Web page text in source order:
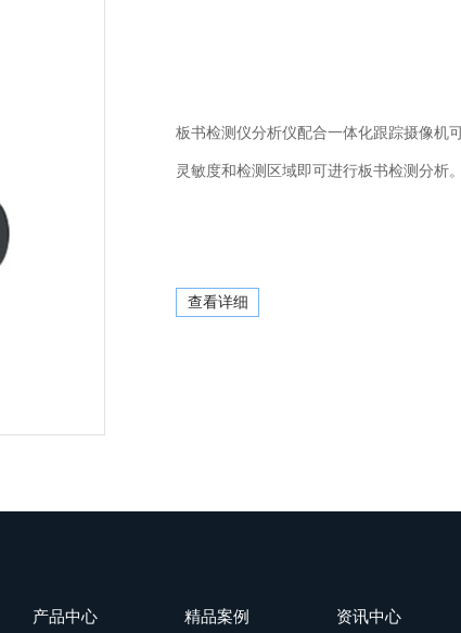
板书检测仪分析仪配合一体化跟踪摄像机
灵敏度和检测区域即可进行板书检测分析。
查看详细
产品中心 精品案例 资讯中心